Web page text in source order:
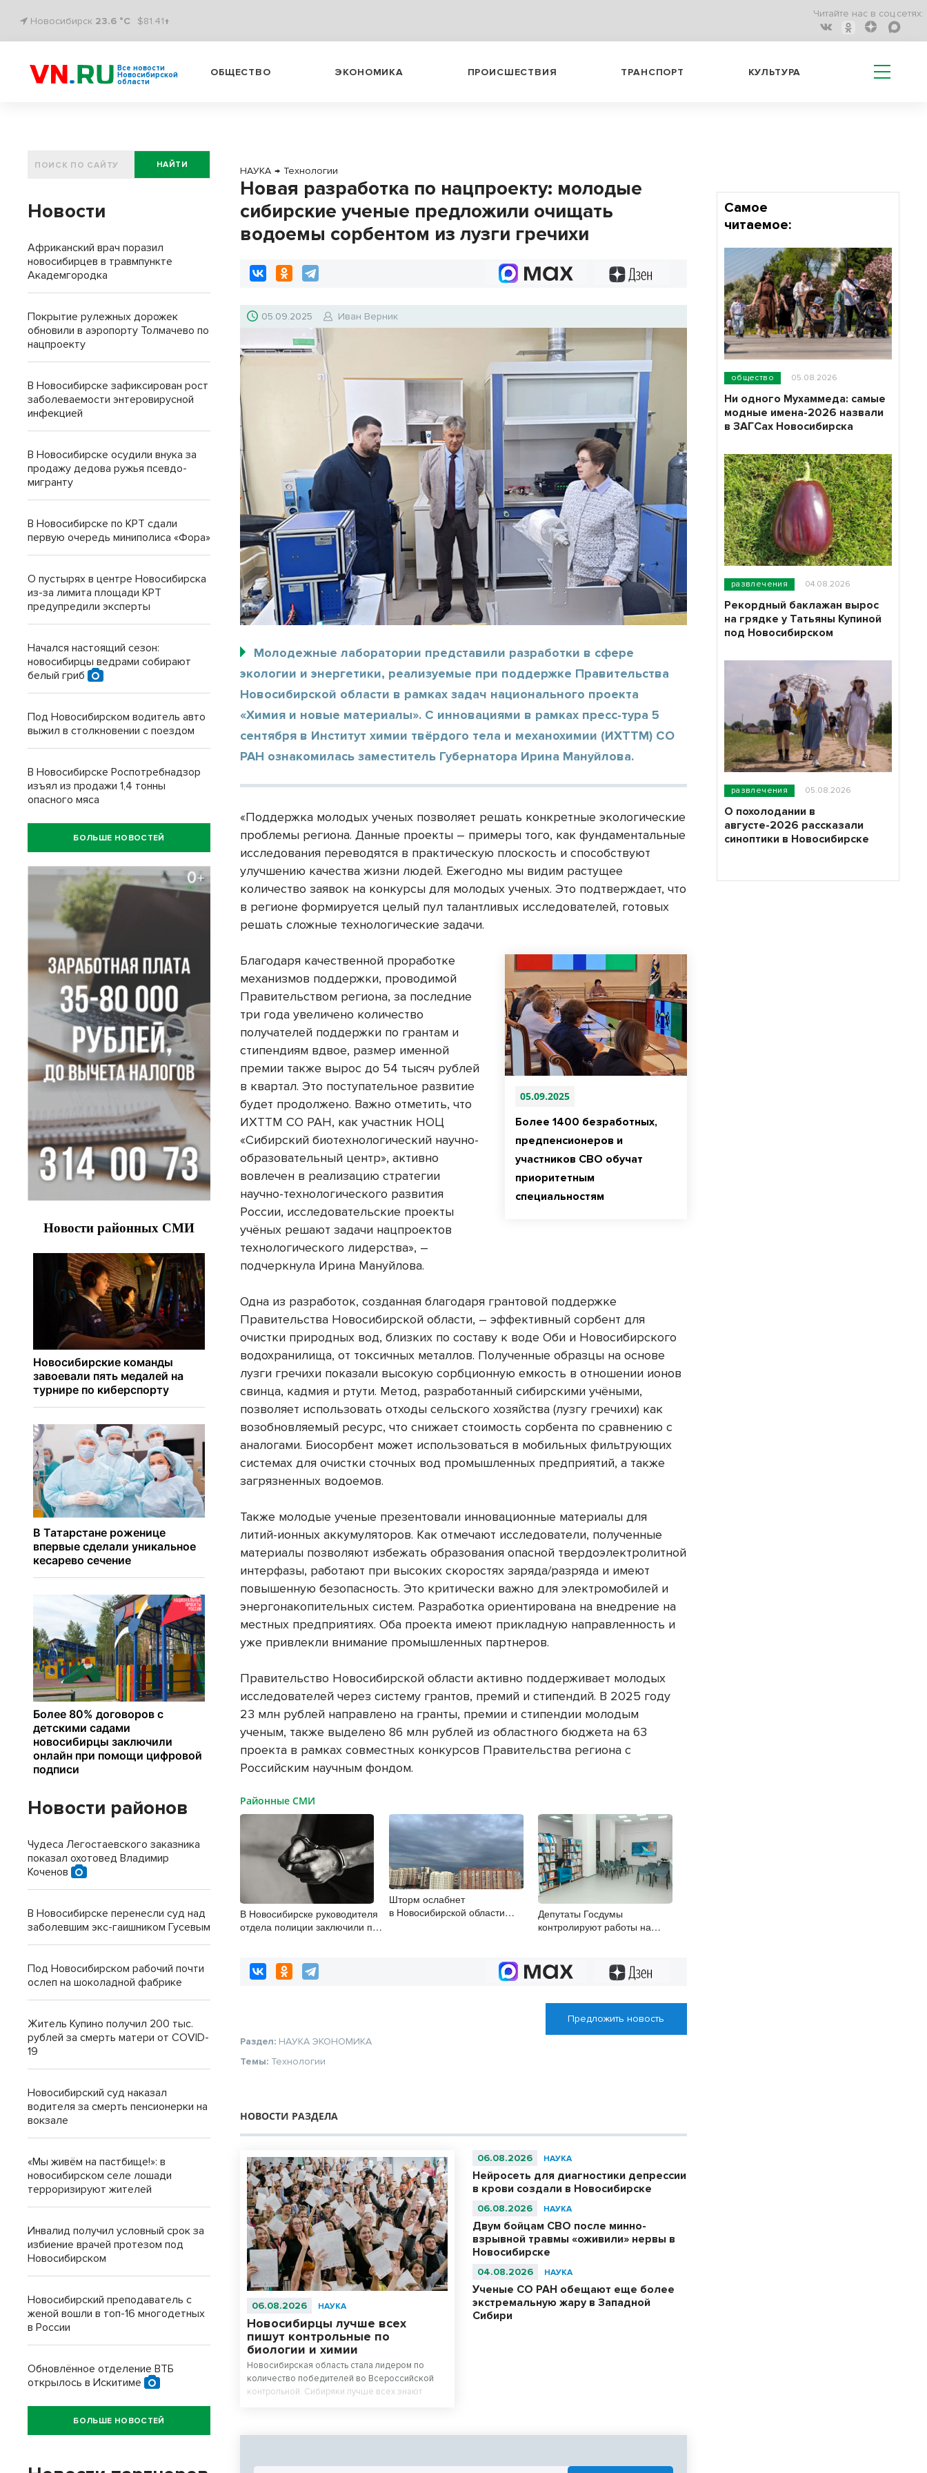
Новосибирск 23.6 °C $81.41↑
Читайте нас в соц.сетях:
Все новости
Новосибирской
области
ОБЩЕСТВО ЭКОНОМИКА ПРОИСШЕСТВИЯ ТРАНСПОРТ КУЛЬТУРА
НАУКА → Технологии
Новая разработка по нацпроекту: молодые
сибирские ученые предложили очищать
водоемы сорбентом из лузги гречихи
05.09.2025 Иван Верник
Молодежные лаборатории представили разработки в сфере
экологии и энергетики, реализуемые при поддержке Правительства
Новосибирской области в рамках задач национального проекта
«Химия и новые материалы». С инновациями в рамках пресс-тура 5
сентября в Институт химии твёрдого тела и механохимии (ИХТТМ) СО
РАН ознакомилась заместитель Губернатора Ирина Мануйлова.
«Поддержка молодых ученых позволяет решать конкретные экологические
проблемы региона. Данные проекты – примеры того, как фундаментальные
исследования переводятся в практическую плоскость и способствуют
улучшению качества жизни людей. Ежегодно мы видим растущее
количество заявок на конкурсы для молодых ученых. Это подтверждает, что
в регионе формируется целый пул талантливых исследователей, готовых
решать сложные технологические задачи.
05.09.2025
Более 1400 безработных,
предпенсионеров и
участников СВО обучат
приоритетным
специальностям
Благодаря качественной проработке
механизмов поддержки, проводимой
Правительством региона, за последние
три года увеличено количество
получателей поддержки по грантам и
стипендиям вдвое, размер именной
премии также вырос до 54 тысяч рублей
в квартал. Это поступательное развитие
будет продолжено. Важно отметить, что
ИХТТМ СО РАН, как участник НОЦ
«Сибирский биотехнологический научно-
образовательный центр», активно
вовлечен в реализацию стратегии
научно-технологического развития
России, исследовательские проекты
учёных решают задачи нацпроектов
технологического лидерства», –
подчеркнула Ирина Мануйлова.
Одна из разработок, созданная благодаря грантовой поддержке
Правительства Новосибирской области, – эффективный сорбент для
очистки природных вод, близких по составу к воде Оби и Новосибирского
водохранилища, от токсичных металлов. Полученные образцы на основе
лузги гречихи показали высокую сорбционную емкость в отношении ионов
свинца, кадмия и ртути. Метод, разработанный сибирскими учёными,
позволяет использовать отходы сельского хозяйства (лузгу гречихи) как
возобновляемый ресурс, что снижает стоимость сорбента по сравнению с
аналогами. Биосорбент может использоваться в мобильных фильтрующих
системах для очистки сточных вод промышленных предприятий, а также
загрязненных водоемов.
Также молодые ученые презентовали инновационные материалы для
литий-ионных аккумуляторов. Как отмечают исследователи, полученные
материалы позволяют избежать образования опасной твердоэлектролитной
интерфазы, работают при высоких скоростях заряда/разряда и имеют
повышенную безопасность. Это критически важно для электромобилей и
энергонакопительных систем. Разработка ориентирована на внедрение на
местных предприятиях. Оба проекта имеют прикладную направленность и
уже привлекли внимание промышленных партнеров.
Правительство Новосибирской области активно поддерживает молодых
исследователей через систему грантов, премий и стипендий. В 2025 году
23 млн рублей направлено на гранты, премии и стипендии молодым
ученым, также выделено 86 млн рублей из областного бюджета на 63
проекта в рамках совместных конкурсов Правительства региона с
Российским научным фондом.
Районные СМИ
В Новосибирске руководителя
отдела полиции заключили под
Шторм ослабнет
в Новосибирской области
Депутаты Госдумы
контролируют работы на
Предложить новость
Раздел: НАУКА ЭКОНОМИКА
Темы: Технологии
НОВОСТИ РАЗДЕЛА
06.08.2026 НАУКА
Новосибирцы лучше всех
пишут контрольные по
биологии и химии
Новосибирская область стала лидером по
количество победителей во Всероссийской
контрольной. Сибиряки лучше всех знают
06.08.2026 НАУКА
Нейросеть для диагностики депрессии
в крови создали в Новосибирске
06.08.2026 НАУКА
Двум бойцам СВО после минно-
взрывной травмы «оживили» нервы в
Новосибирске
04.08.2026 НАУКА
Ученые СО РАН обещают еще более
экстремальную жару в Западной
Сибири
НАЙТИ
Новости
Африканский врач поразил
новосибирцев в травмпункте
Академгородка
Покрытие рулежных дорожек
обновили в аэропорту Толмачево по
нацпроекту
В Новосибирске зафиксирован рост
заболеваемости энтеровирусной
инфекцией
В Новосибирске осудили внука за
продажу дедова ружья псевдо-
мигранту
В Новосибирске по КРТ сдали
первую очередь миниполиса «Фора»
О пустырях в центре Новосибирска
из-за лимита площади КРТ
предупредили эксперты
Начался настоящий сезон:
новосибирцы ведрами собирают
белый гриб
Под Новосибирском водитель авто
выжил в столкновении с поездом
В Новосибирске Роспотребнадзор
изъял из продажи 1,4 тонны
опасного мяса
БОЛЬШЕ НОВОСТЕЙ
Новости районов
Чудеса Легостаевского заказника
показал охотовед Владимир
Коченов
В Новосибирске перенесли суд над
заболевшим экс-гаишником Гусевым
Под Новосибирском рабочий почти
ослеп на шоколадной фабрике
Житель Купино получил 200 тыс.
рублей за смерть матери от COVID-
19
Новосибирский суд наказал
водителя за смерть пенсионерки на
вокзале
«Мы живём на пастбище!»: в
новосибирском селе лошади
терроризируют жителей
Инвалид получил условный срок за
избиение врачей протезом под
Новосибирском
Новосибирский преподаватель с
женой вошли в топ-16 многодетных
в России
Обновлённое отделение ВТБ
открылось в Искитиме
БОЛЬШЕ НОВОСТЕЙ
Самое
читаемое:
общество 05.08.2026
Ни одного Мухаммеда: самые
модные имена-2026 назвали
в ЗАГСах Новосибирска
развлечения 04.08.2026
Рекордный баклажан вырос
на грядке у Татьяны Купиной
под Новосибирском
развлечения 05.08.2026
О похолодании в
августе-2026 рассказали
синоптики в Новосибирске